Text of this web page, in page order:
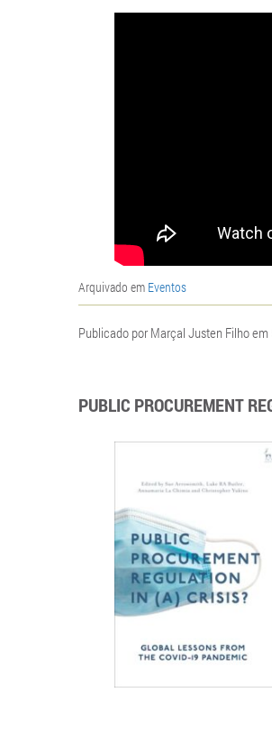
Arquivado em Eventos
Publicado por Marçal Justen Filho em
PUBLIC PROCUREMENT